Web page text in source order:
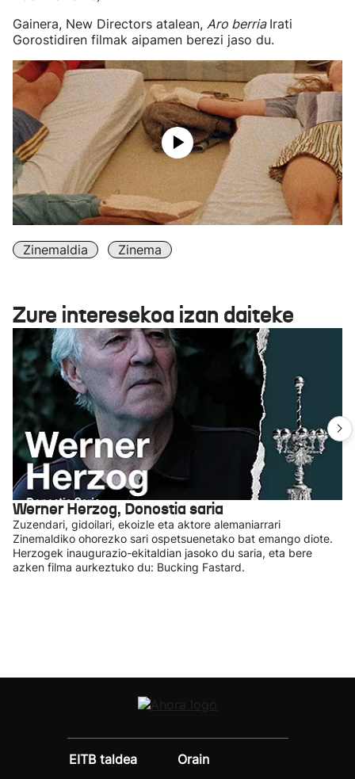
Gainera, New Directors atalean, Aro berria Irati
Gorostidiren filmak aipamen berezi jaso du.
Zinemaldia Zinema
Zure interesekoa izan daiteke
Werner Herzog, Donostia saria
Zuzendari, gidoilari, ekoizle eta aktore alemaniarrari
Zinemaldiko ohorezko sari ospetsuenetako bat emango diote.
Herzogek inaugurazio-ekitaldian jasoko du saria, eta bere
azken filma aurkeztuko du: Bucking Fastard.
EITB taldea
Orain